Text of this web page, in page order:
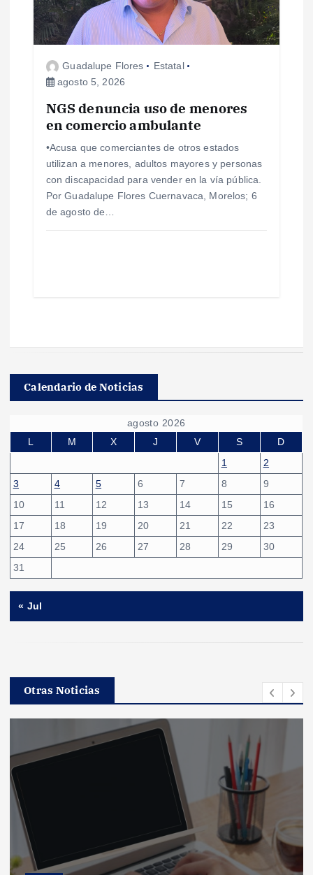
Guadalupe Flores
Estatal
agosto 5, 2026
NGS denuncia uso de menores
en comercio ambulante
•Acusa que comerciantes de otros estados
utilizan a menores, adultos mayores y personas
con discapacidad para vender en la vía pública.
Por Guadalupe Flores Cuernavaca, Morelos; 6
de agosto de…
Calendario de Noticias
agosto 2026
L
M X J V S
D
1
2
3
4 5 6 7 8
9
10
11 12 13 14 15
16
17
18 19 20 21 22
23
24
25 26 27 28 29
30
31
« Jul
Otras Noticias